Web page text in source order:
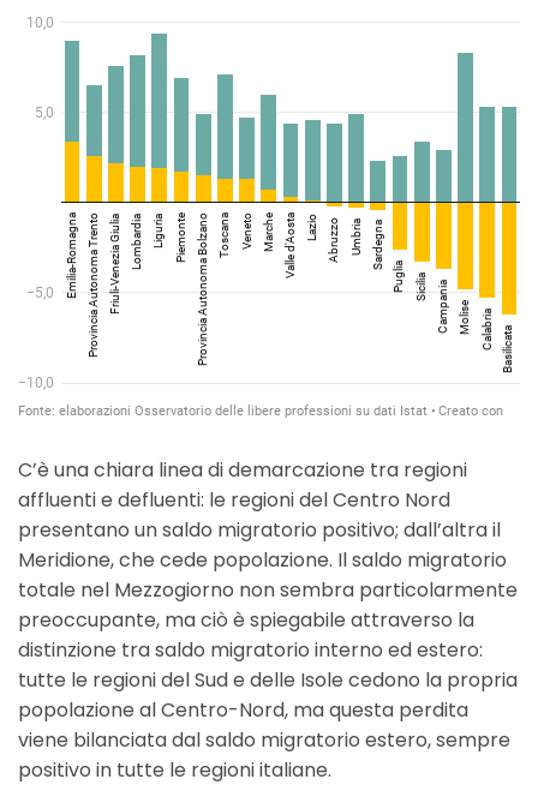
C’è una chiara linea di demarcazione tra regioni
affluenti e defluenti: le regioni del Centro Nord
presentano un saldo migratorio positivo; dall’altra il
Meridione, che cede popolazione. Il saldo migratorio
totale nel Mezzogiorno non sembra particolarmente
preoccupante, ma ciò è spiegabile attraverso la
distinzione tra saldo migratorio interno ed estero:
tutte le regioni del Sud e delle Isole cedono la propria
popolazione al Centro-Nord, ma questa perdita
viene bilanciata dal saldo migratorio estero, sempre
positivo in tutte le regioni italiane.